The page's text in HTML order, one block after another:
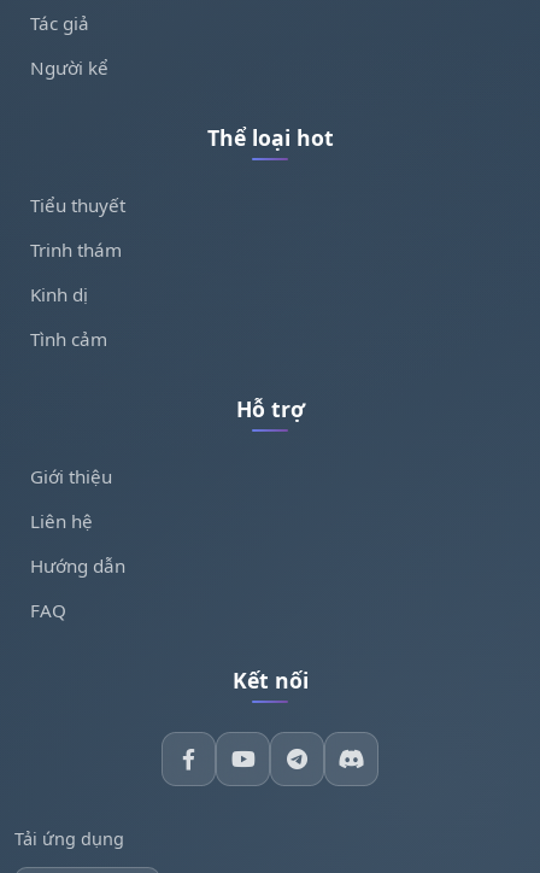
Tác giả
Người kể
Thể loại hot
Tiểu thuyết
Trinh thám
Kinh dị
Tình cảm
Hỗ trợ
Giới thiệu
Liên hệ
Hướng dẫn
FAQ
Kết nối
Tải ứng dụng